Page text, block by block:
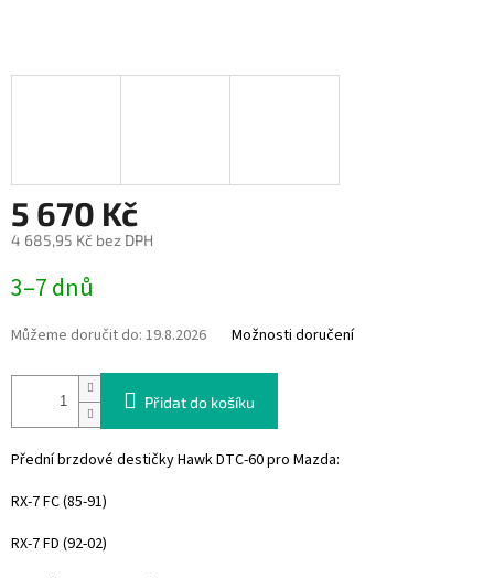
5 670 Kč
4 685,95 Kč bez DPH
cena:
3–7 dnů
Můžeme doručit do: 19.8.2026 Možnosti doručení
Přidat do košíku
Přední brzdové destičky Hawk DTC-60 pro Mazda:
RX-7 FC (85-91)
RX-7 FD (92-02)